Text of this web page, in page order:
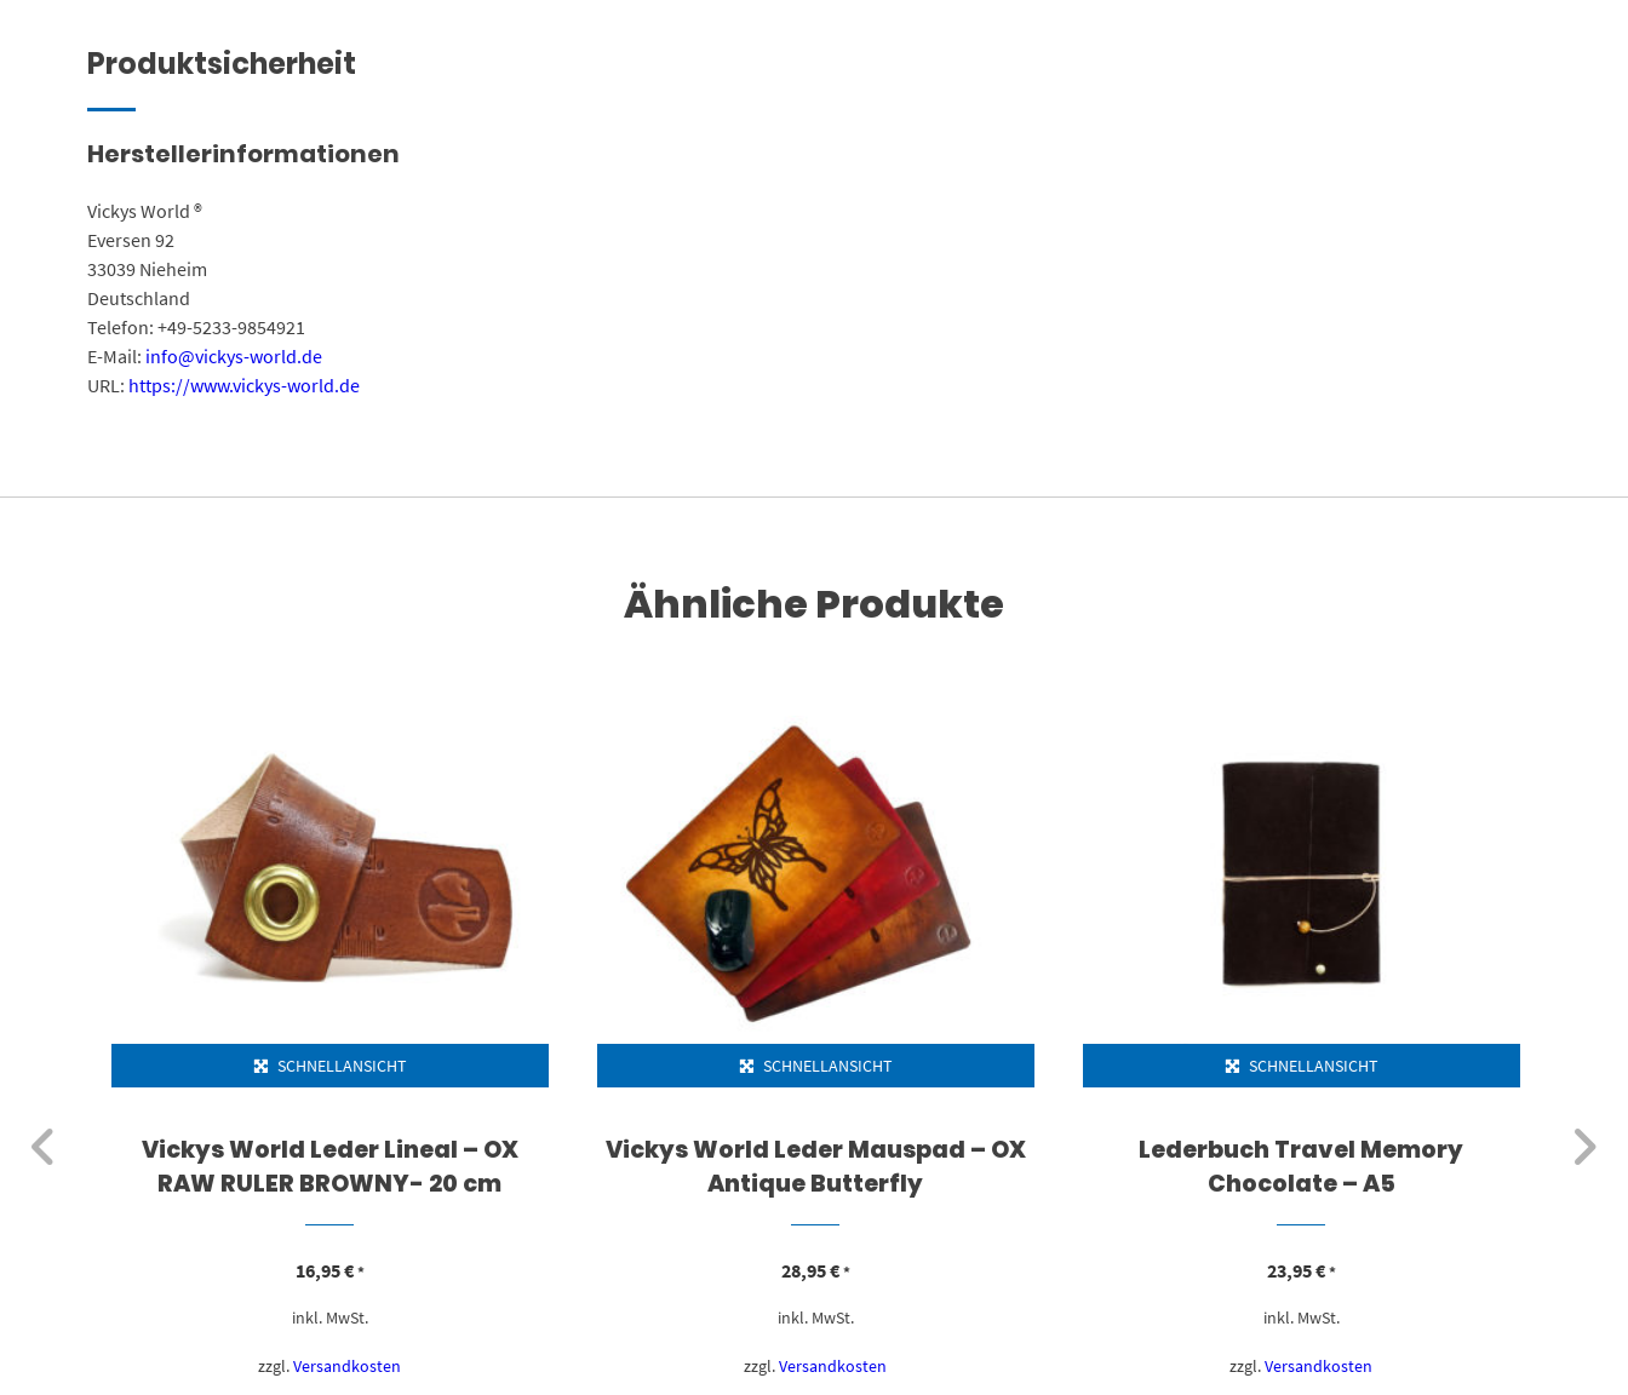
Produktsicherheit
Herstellerinformationen
Vickys World ®
Eversen 92
33039 Nieheim
Deutschland
Telefon: +49-5233-9854921
E-Mail: info@vickys-world.de
URL: https://www.vickys-world.de
Ähnliche Produkte
SCHNELLANSICHT
Vickys World Leder Lineal – OX
RAW RULER BROWNY- 20 cm
16,95€*
inkl. MwSt.
zzgl.Versandkosten
SCHNELLANSICHT
Vickys World Leder Mauspad – OX
Antique Butterfly
28,95€*
inkl. MwSt.
zzgl.Versandkosten
SCHNELLANSICHT
Lederbuch Travel Memory
Chocolate – A5
23,95€*
inkl. MwSt.
zzgl.Versandkosten